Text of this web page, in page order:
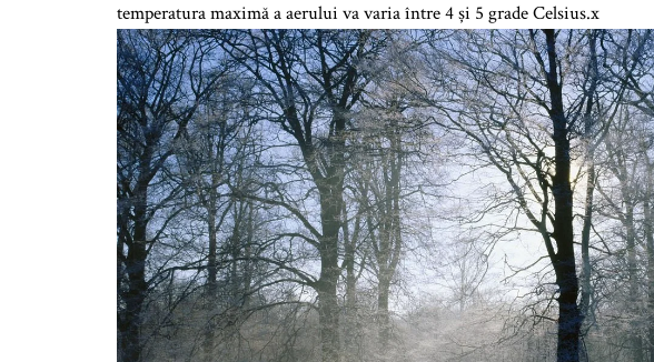
temperatura maximă a aerului va varia între 4 și 5 grade Celsius.x